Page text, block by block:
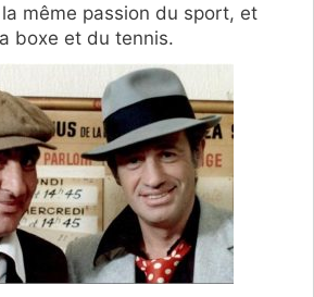
même passion du sport, et
boxe et du tennis.